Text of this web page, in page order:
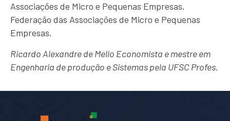
Associações de Micro e Pequenas Empresas,
Federação das Associações de Micro e Pequenas
Empresas.
Ricardo Alexandre de Mello Economista e mestre em
Engenharia de produção e Sistemas pela UFSC Profes.